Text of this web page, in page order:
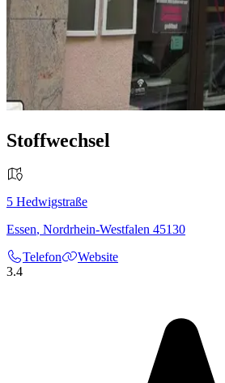
Stoffwechsel
5 Hedwigstraße
Essen, Nordrhein-Westfalen 45130
Telefon
Website
3.4